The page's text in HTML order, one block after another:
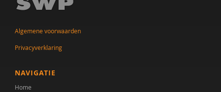
Algemene voorwaarden
Privacyverklaring
NAVIGATIE
Home